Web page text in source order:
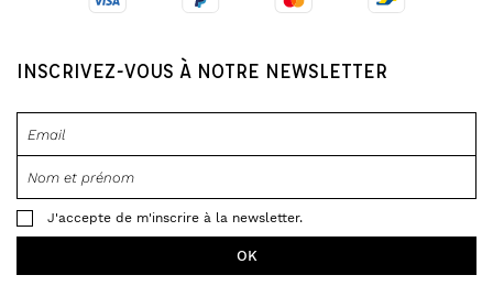
INSCRIVEZ-VOUS À NOTRE NEWSLETTER
J'accepte de m'inscrire à la newsletter.